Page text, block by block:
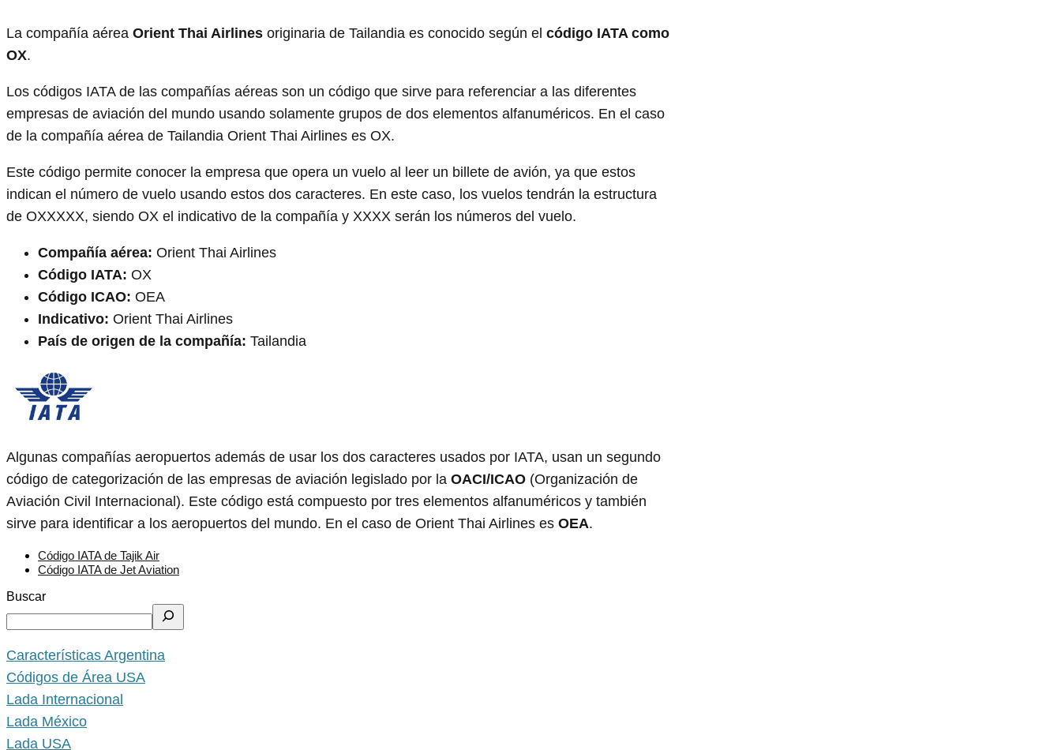
La compañía aérea Orient Thai Airlines originaria de Tailandia es conocido según el código IATA como
OX.
Los códigos IATA de las compañías aéreas son un código que sirve para referenciar a las diferentes
empresas de aviación del mundo usando solamente grupos de dos elementos alfanuméricos. En el caso
de la compañía aérea de Tailandia Orient Thai Airlines es OX.
Este código permite conocer la empresa que opera un vuelo al leer un billete de avión, ya que estos
indican el número de vuelo usando estos dos caracteres. En este caso, los vuelos tendrán la estructura
de OXXXXX, siendo OX el indicativo de la compañía y XXXX serán los números del vuelo.
Compañía aérea: Orient Thai Airlines
Código IATA: OX
Código ICAO: OEA
Indicativo: Orient Thai Airlines
País de origen de la compañía: Tailandia
Algunas compañías aeropuertos además de usar los dos caracteres usados por IATA, usan un segundo
código de categorización de las empresas de aviación legislado por la OACI/ICAO (Organización de
Aviación Civil Internacional). Este código está compuesto por tres elementos alfanuméricos y también
sirve para identificar a los aeropuertos del mundo. En el caso de Orient Thai Airlines es OEA.
Código IATA de Tajik Air
Código IATA de Jet Aviation
Buscar
Características Argentina
Códigos de Área USA
Lada Internacional
Lada México
Lada USA